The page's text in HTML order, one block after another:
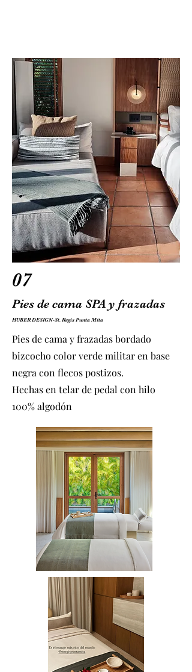
07
Pies de cama SPA y frazadas
HUBER DESIGN-St. Regis Punta Mita
Pies de cama y frazadas bordado
bizcocho color verde militar en base
negra con flecos postizos.
Hechas en telar de pedal con hilo
100% algodón